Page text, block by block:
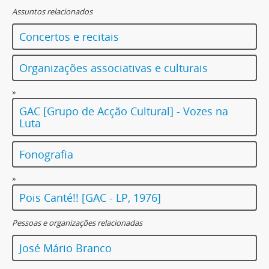
Assuntos relacionados
Concertos e recitais
Organizações associativas e culturais
»
GAC [Grupo de Acção Cultural] - Vozes na
Luta
Fonografia
»
Pois Canté!! [GAC - LP, 1976]
Pessoas e organizações relacionadas
José Mário Branco